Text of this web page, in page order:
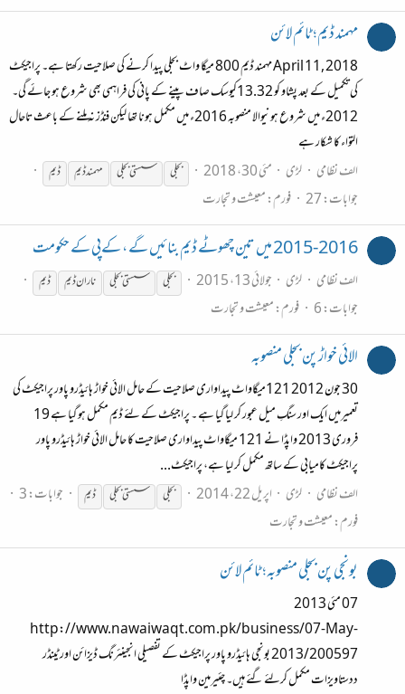
مہمند ڈیم؛ ٹائم لائن
April 11, 2018 مہمند ڈیم 800 میگا واٹ بجلی پیدا کرنے کی صلاحیت رکھتا ہے۔ پراجیکٹ
کی تکمیل کے بعد پشاو کو 13.32کیوسک صاف پینے کے پانی کی فراہمی بھی شروع ہو جائے گی۔
2012ء میں شروع ہونیوالا منصوبہ 2016ء میں مکمل ہونا تھا لیکن فنڈز نہ ملنے کے باعث تاحال
التواء کا شکار ہے
الف نظامی
لڑی مئی 30، 2018 بجلی سستی بجلی مہمندڈیم ڈیم
جوابات: 27 فورم:معیشت و تجارت
2015-2016 میں تین چھوٹے ڈیم بنائیں گے ، کےپی کے حکومت
الف نظامی لڑی جولائی 13، 2015 بجلی سستی بجلی نارانڈیم ڈیم
جوابات: 6 فورم:معیشت و تجارت
الائی خواڑ پن بجلی منصوبہ
30 جون 2012 121میگاواٹ پیداواری صلاحیت کے حامل الائی خواڑ ہائیڈرو پاور پراجیکٹ کی
تعمیرمیں ایک اور سنگِ میل عبور کر لیا گیا ہے ۔ پراجیکٹ کے لئے ڈیم مکمل ہو گیا ہے 19
فروری 2013 واپڈا نے 121 میگاواٹ پیداواری صلاحیت کا حامل الائی خواڑ ہائیڈرو پاور
پراجیکٹ کامیابی کے ساتھ مکمل کر لیا ہے، پراجیکٹ...
الف نظامی
لڑی اپریل 22، 2014 بجلی سستی بجلی ڈیم
جوابات: 3
فورم:معیشت و تجارت
بونجی پن بجلی منصوبہ؛ ٹائم لائن
07 مئی 2013
http://www.nawaiwaqt.com.pk/business/07-May-
2013/200597 بونجی ہائیڈرو پاور پراجیکٹ کے تفصیلی انجینئرنگ ڈیزائن اور ٹینڈر
ددستاویزات مکمل کرلئے گئے ہیں۔ چئیرمین واپڈا